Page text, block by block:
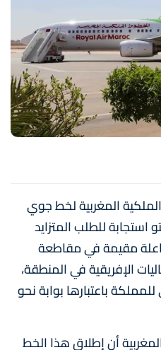
المغربية لخط جوي
استجابة للطلب المتزايد
مقيمة في مقاطعة
الإفريقية في المنطقة،
باعتبارها بوابة نحو
أن إطلاق هذا الخط